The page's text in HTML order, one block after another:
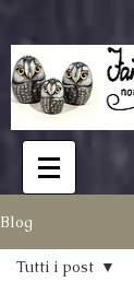
Blog
Tutti i post